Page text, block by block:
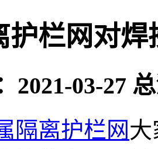
护栏网对焊
2021-03-27
隔离护栏网